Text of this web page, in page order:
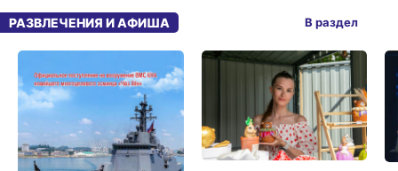
РАЗВЛЕЧЕНИЯ И АФИША В раздел